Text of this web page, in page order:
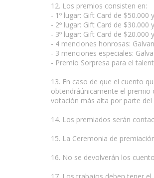
12. Los premios consisten en:
- 1º lugar: Gift Card de $50.000
- 2º lugar: Gift Card de $30.000
- 3º lugar: Gift Card de $20.000
- 4 menciones honrosas:
- 3 menciones especiales:
- Premio Sorpresa para el
13. En caso de que el cuento
obtendráúnicamente el premio
votación más alta por parte del
14. Los premiados serán
15. La Ceremonia de
16. No se devolverán los
17. Los trabajos deben tener